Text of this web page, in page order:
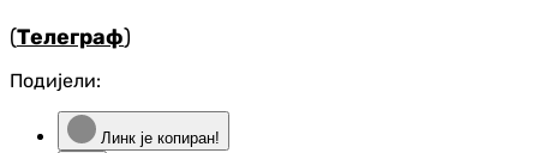
(Телеграф)
Подијели:
Линк је копиран!